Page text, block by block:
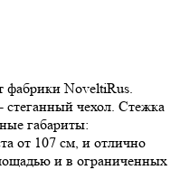
фабрики NoveltiRus.
стеганный чехол. Стежка
габариты:
от 107 см, и отлично
и в ограниченных